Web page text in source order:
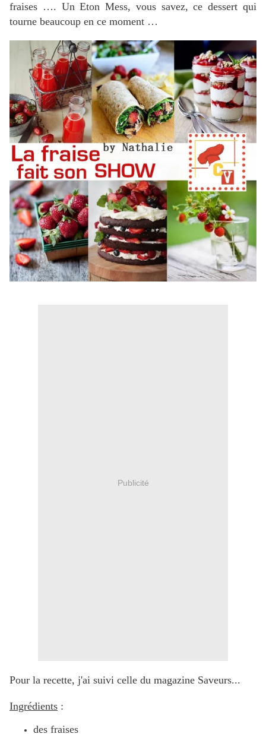
fraises …. Un Eton Mess, vous savez, ce dessert qui
tourne beaucoup en ce moment …
Publicité
Pour la recette, j'ai suivi celle du magazine Saveurs...
Ingrédients :
des fraises